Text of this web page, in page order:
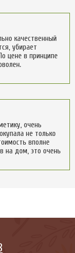
качественный
убирает
цене в принципе
очень
не только
вполне
на дом, это очень